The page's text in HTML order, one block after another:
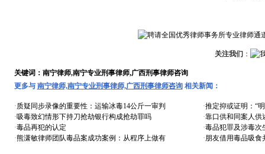
关注我们 ：
关键词：南宁律师,南宁专业刑事律师,广西刑事律师咨询
更多与 南宁律师,南宁专业刑事律师,广西刑事律师咨询相关新闻：
·质疑同步录像的重要性：运输冰毒14公斤一审判 ·推定抑或证明：“
·吸毒致幻情形下持刀抢劫银行构成抢劫罪吗 ·靠口供和同案人供
·毒品再犯的认定 ·毒品犯罪及涉毒次
·熊潇敏律师团队毒品案成功案例：从程序上做有 ·朋友借用毒品吸食